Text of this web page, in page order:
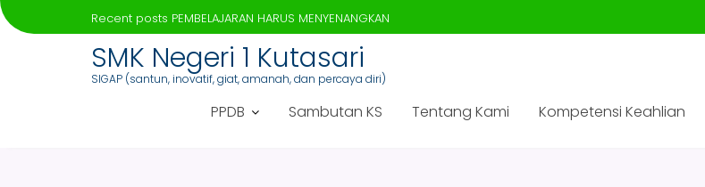
Recent posts PEMBELAJARAN HARUS MENYENANGKAN
SMK Negeri 1 Kutasari
SIGAP (santun, inovatif, giat, amanah, dan percaya diri)
PPDB Sambutan KS Tentang Kami Kompetensi Keahlian